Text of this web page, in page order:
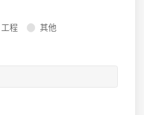
工程 其他